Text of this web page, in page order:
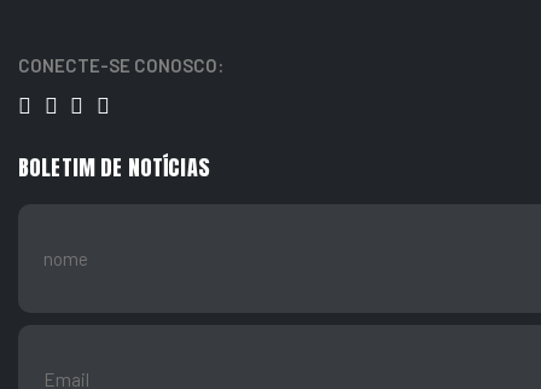
CONECTE-SE CONOSCO:
BOLETIM DE NOTÍCIAS